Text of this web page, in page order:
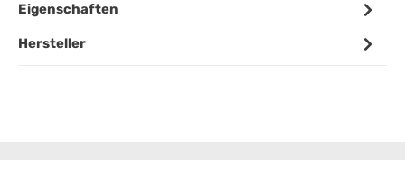
Eigenschaften
Hersteller